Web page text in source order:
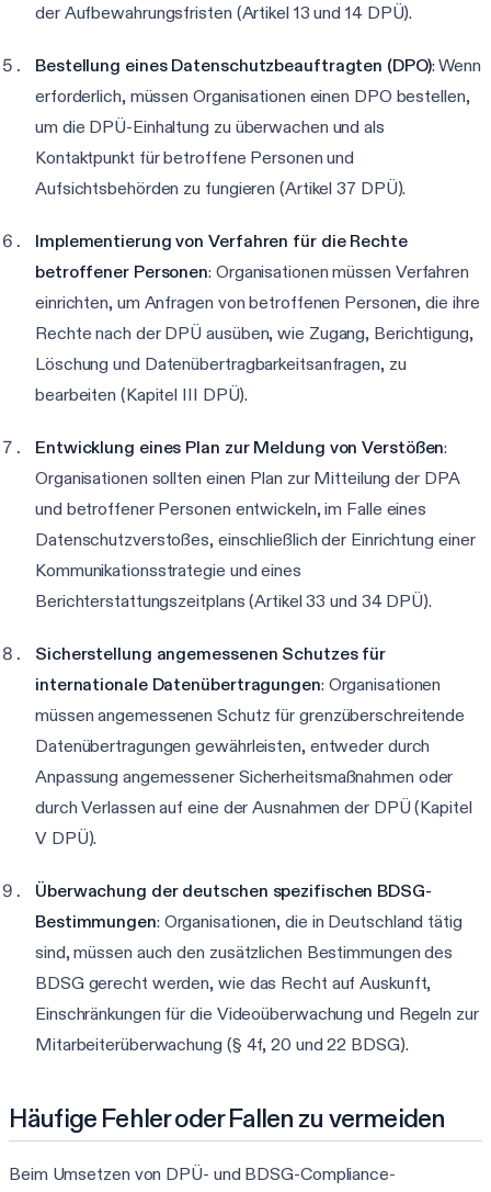
der Aufbewahrungsfristen (Artikel 13 und 14 DPÜ).
Bestellung eines Datenschutzbeauftragten (DPO): Wenn
erforderlich, müssen Organisationen einen DPO bestellen,
um die DPÜ-Einhaltung zu überwachen und als
Kontaktpunkt für betroffene Personen und
Aufsichtsbehörden zu fungieren (Artikel 37 DPÜ).
Implementierung von Verfahren für die Rechte
betroffener Personen: Organisationen müssen Verfahren
einrichten, um Anfragen von betroffenen Personen, die ihre
Rechte nach der DPÜ ausüben, wie Zugang, Berichtigung,
Löschung und Datenübertragbarkeitsanfragen, zu
bearbeiten (Kapitel III DPÜ).
Entwicklung eines Plan zur Meldung von Verstößen:
Organisationen sollten einen Plan zur Mitteilung der DPA
und betroffener Personen entwickeln, im Falle eines
Datenschutzverstoßes, einschließlich der Einrichtung einer
Kommunikationsstrategie und eines
Berichterstattungszeitplans (Artikel 33 und 34 DPÜ).
Sicherstellung angemessenen Schutzes für
internationale Datenübertragungen: Organisationen
müssen angemessenen Schutz für grenzüberschreitende
Datenübertragungen gewährleisten, entweder durch
Anpassung angemessener Sicherheitsmaßnahmen oder
durch Verlassen auf eine der Ausnahmen der DPÜ (Kapitel
V DPÜ).
Überwachung der deutschen spezifischen BDSG-
Bestimmungen: Organisationen, die in Deutschland tätig
sind, müssen auch den zusätzlichen Bestimmungen des
BDSG gerecht werden, wie das Recht auf Auskunft,
Einschränkungen für die Videoüberwachung und Regeln zur
Mitarbeiterüberwachung (§ 4f, 20 und 22 BDSG).
Häufige Fehler oder Fallen zu vermeiden
Beim Umsetzen von DPÜ- und BDSG-Compliance-